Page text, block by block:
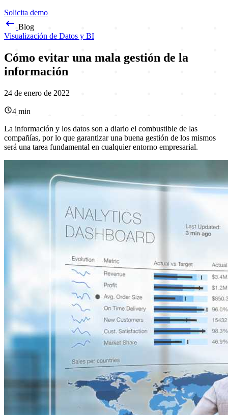
Solicita demo
Blog
Visualización de Datos y BI
Cómo evitar una mala gestión de la
información
24 de enero de 2022
4 min
La información y los datos son a diario el combustible de las
compañías, por lo que garantizar una buena gestión de los mismos
será una tarea fundamental en cualquier entorno empresarial.